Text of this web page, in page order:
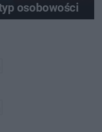
osobowości